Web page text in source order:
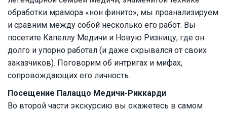
обработки мрамора «нон финито», мы проанализируем
и сравним между собой несколько его работ. Вы
посетите Капеллу Медичи и Новую Ризницу, где он
долго и упорно работал (и даже скрывался от своих
заказчиков). Поговорим об интригах и мифах,
сопровождающих его личность.
Посещение Палаццо Медичи-Риккарди
Во второй части экскурсию вы окажетесь в самом